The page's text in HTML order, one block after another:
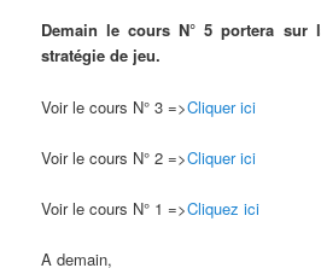
Demain le cours N° 5 portera sur
stratégie de jeu.
Voir le cours N° 3 =>Cliquer ici
Voir le cours N° 2 =>Cliquer ici
Voir le cours N° 1 =>Cliquez ici
A demain,